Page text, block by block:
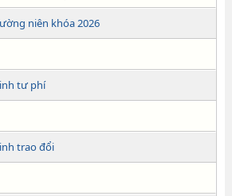
niên khóa 2026
tư phí
trao đổi